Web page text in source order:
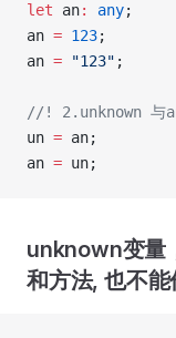
let an: any;
an = 123;
an = "123" ;
//! 2.unknown 与
un = an;
an = un;
unknown变量
和方法, 也不